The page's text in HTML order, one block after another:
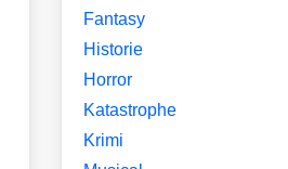
Fantasy
Historie
Horror
Katastrophe
Krimi